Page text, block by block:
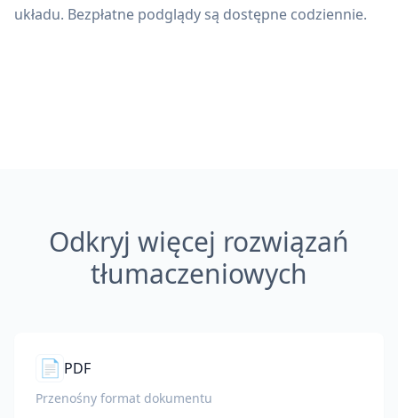
układu. Bezpłatne podglądy są dostępne codziennie.
Odkryj więcej rozwiązań
tłumaczeniowych
📄 PDF
Przenośny format dokumentu